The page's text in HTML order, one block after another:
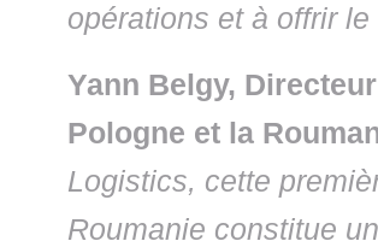
opérations et à offrir
Yann Belgy,
Pologne et la
Logistics, cette
Roumanie constitue